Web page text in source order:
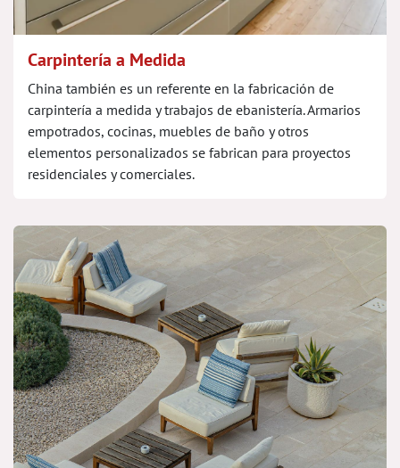
Carpintería a Medida
China también es un referente en la fabricación de
carpintería a medida y trabajos de ebanistería. Armarios
empotrados, cocinas, muebles de baño y otros
elementos personalizados se fabrican para proyectos
residenciales y comerciales.